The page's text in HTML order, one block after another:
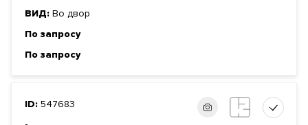
ВИД: Во двор
По запросу
По запросу
ID: 547683